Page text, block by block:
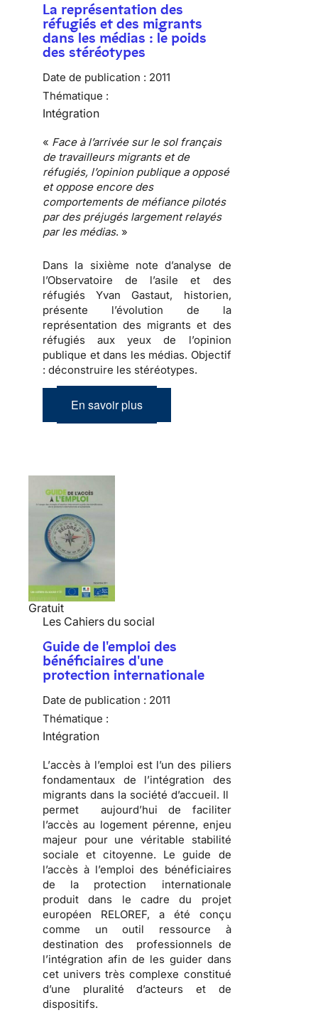
La représentation des
réfugiés et des migrants
dans les médias : le poids
des stéréotypes
Date de publication : 2011
Thématique :
Intégration
« Face à l’arrivée sur le sol français
de travailleurs migrants et de
réfugiés, l’opinion publique a opposé
et oppose encore des
comportements de méfiancepilotés
par des préjugéslargement relayés
par les médias. »
Dans la sixième note d’analyse de
l’Observatoire de l’asile et des
réfugiés Yvan Gastaut, historien,
présente l’évolution de la
représentation des migrants et des
réfugiés aux yeux de l’opinion
publique et dans les médias. Objectif
: déconstruire les stéréotypes.
En savoir plus
Gratuit
Les Cahiers du social
Guide de l'emploi des
bénéficiaires d'une
protection internationale
Date de publication : 2011
Thématique :
Intégration
L’accès à l’emploi est l’un des piliers
fondamentaux de l’intégration des
migrants dans la société d’accueil. Il
permet aujourd’hui de faciliter
l’accès au logementpérenne, enjeu
majeur pour une véritable stabilité
sociale et citoyenne. Le guide de
l’accès à l’emploi des bénéficiaires
de la protection internationale
produit dans le cadre du projet
européen RELOREF, a été conçu
comme un outil ressource à
destination des professionnels de
l’intégration afin de les guider dans
cet univers très complexe constitué
d’une pluralité d’acteurs et de
dispositifs.